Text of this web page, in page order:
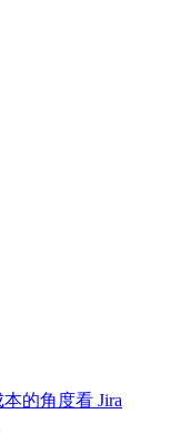
的角度看 Jira